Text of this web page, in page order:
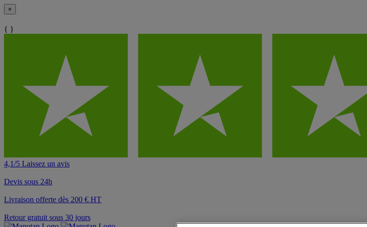
×
{ }
4,1/5 Laissez un avis
Devis sous 24h
Livraison offerte dès 200 € HT
Retour gratuit sous 30 jours